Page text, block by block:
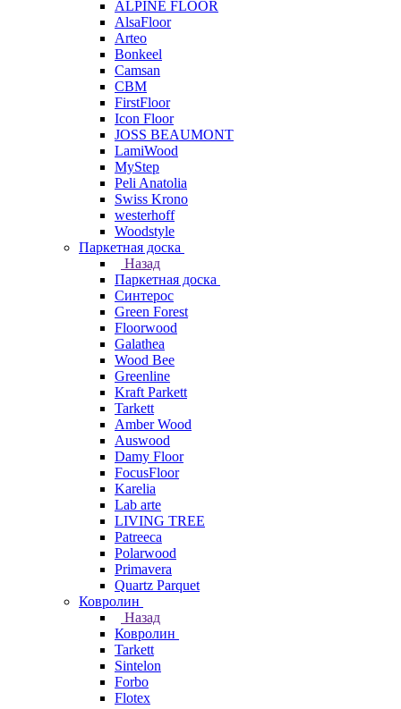
ALPINE FLOOR
AlsaFloor
Arteo
Bonkeel
Camsan
CBM
FirstFloor
Icon Floor
JOSS BEAUMONT
LamiWood
MyStep
Peli Anatolia
Swiss Krono
westerhoff
Woodstyle
Паркетная доска
Назад
Паркетная доска
Синтерос
Green Forest
Floorwood
Galathea
Wood Bee
Greenline
Kraft Parkett
Tarkett
Amber Wood
Auswood
Damy Floor
FocusFloor
Karelia
Lab arte
LIVING TREE
Patreeca
Polarwood
Primavera
Quartz Parquet
Ковролин
Назад
Ковролин
Tarkett
Sintelon
Forbo
Flotex